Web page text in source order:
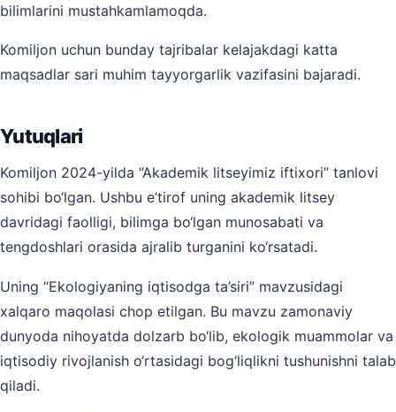
bilimlarini mustahkamlamoqda.
Komiljon uchun bunday tajribalar kelajakdagi katta
maqsadlar sari muhim tayyorgarlik vazifasini bajaradi.
Yutuqlari
Komiljon 2024-yilda “Akademik litseyimiz iftixori” tanlovi
sohibi bo‘lgan. Ushbu e’tirof uning akademik litsey
davridagi faolligi, bilimga bo‘lgan munosabati va
tengdoshlari orasida ajralib turganini ko‘rsatadi.
Uning “Ekologiyaning iqtisodga ta’siri” mavzusidagi
xalqaro maqolasi chop etilgan. Bu mavzu zamonaviy
dunyoda nihoyatda dolzarb bo‘lib, ekologik muammolar va
iqtisodiy rivojlanish o‘rtasidagi bog‘liqlikni tushunishni talab
qiladi.